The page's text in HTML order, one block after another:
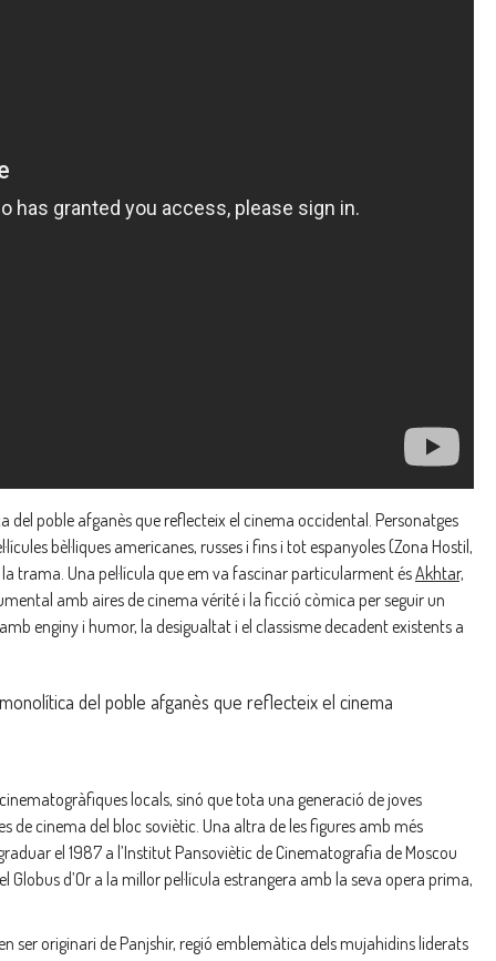
poble afganès que reflecteix el cinema occidental. Personatges
bèl·liques americanes, russes i fins i tot espanyoles (Zona Hostil,
trama. Una pel·lícula que em va fascinar particularment ésAkhtar,
amb aires de cinema vérité i la ficció còmica per seguir un
enginy i humor, la desigualtat i el classisme decadent existents a
del poble afganès que reflecteix el cinema
locals, sinó que tota una generació de joves
de cinema del bloc soviètic. Una altra de les figures amb més
el 1987 a l’Institut Pansoviètic de Cinematografia de Moscou
d’Or a la millor pel·lícula estrangera amb la seva opera prima,
ser originari de Panjshir, regió emblemàtica dels mujahidins liderats